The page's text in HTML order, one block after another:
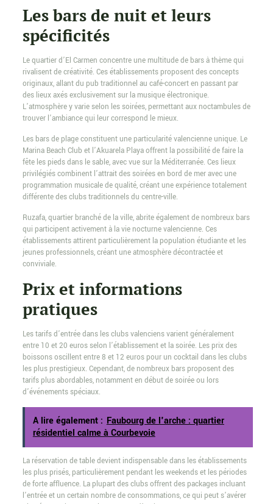
Les bars de nuit et leurs
spécificités
Le quartier d’El Carmen concentre une multitude de bars à thème qui
rivalisent de créativité. Ces établissements proposent des concepts
originaux, allant du pub traditionnel au café-concert en passant par
des lieux axés exclusivement sur la musique électronique.
L’atmosphère y varie selon les soirées, permettant aux noctambules de
trouver l’ambiance qui leur correspond le mieux.
Les bars de plage constituent une particularité valencienne unique. Le
Marina Beach Club et l’Akuarela Playa offrent la possibilité de faire la
fête les pieds dans le sable, avec vue sur la Méditerranée. Ces lieux
privilégiés combinent l’attrait des soirées en bord de mer avec une
programmation musicale de qualité, créant une expérience totalement
différente des clubs traditionnels du centre-ville.
Ruzafa, quartier branché de la ville, abrite également de nombreux bars
qui participent activement à la vie nocturne valencienne. Ces
établissements attirent particulièrement la population étudiante et les
jeunes professionnels, créant une atmosphère décontractée et
conviviale.
Prix et informations
pratiques
Les tarifs d’entrée dans les clubs valenciens varient généralement
entre 10 et 20 euros selon l’établissement et la soirée. Les prix des
boissons oscillent entre 8 et 12 euros pour un cocktail dans les clubs
les plus prestigieux. Cependant, de nombreux bars proposent des
tarifs plus abordables, notamment en début de soirée ou lors
d’événements spéciaux.
A lire également : Faubourg de l'arche : quartier
résidentiel calme à Courbevoie
La réservation de table devient indispensable dans les établissements
les plus prisés, particulièrement pendant les weekends et les périodes
de forte affluence. La plupart des clubs offrent des packages incluant
l’entrée et un certain nombre de consommations, ce qui peut s’avérer